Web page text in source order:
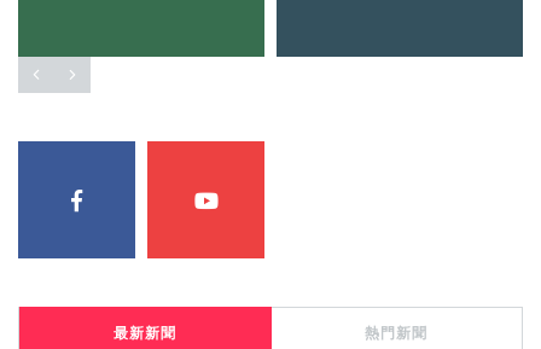
最新新聞 熱門新聞